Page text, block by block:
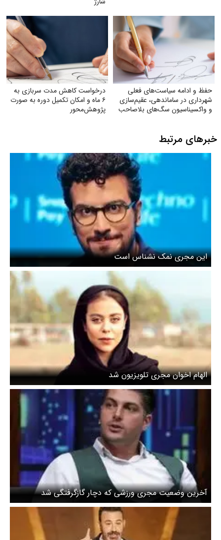
حفظ و ادامه سیاست‌های فعلی
شهرداری در ساماندهی، عقیم‌سازی
و واکسیناسیون سگ‌های بلاصاحب
درخواست کاهش مدت سربازی به
۶ ماه و امکان تکمیل دوره به صورت
پژوهش‌محور
خبرهای مرتبط
این مجری نمک نشناس است
الهام اخوان مجری تلویزیون شد
آخرین وضعیت مجری ورزشی که دچار گازگرفتگی شد